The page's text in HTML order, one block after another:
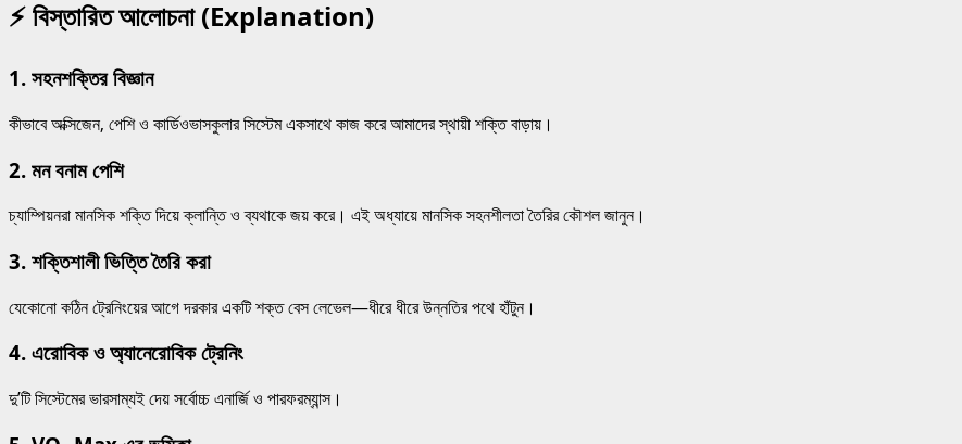
⚡বিস্তারিত আলোচনা (Explanation)
1. সহনশক্তির বিজ্ঞান
কীভাবে অক্সিজেন, পেশি ও কার্ডিওভাসকুলার সিস্টেম একসাথে কাজ করে আমাদের স্থায়ী শক্তি বাড়ায়।
2. মন বনাম পেশি
চ্যাম্পিয়নরা মানসিক শক্তি দিয়ে ক্লান্তি ও ব্যথাকে জয় করে। এই অধ্যায়ে মানসিক সহনশীলতা তৈরির কৌশল জানুন।
3. শক্তিশালী ভিত্তি তৈরি করা
যেকোনো কঠিন ট্রেনিংয়ের আগে দরকার একটি শক্ত বেস লেভেল—ধীরে ধীরে উন্নতির পথে হাঁটুন।
4. এরোবিক ও অ্যানেরোবিক ট্রেনিং
দু’টি সিস্টেমের ভারসাম্যই দেয় সর্বোচ্চ এনার্জি ও পারফরম্যান্স।